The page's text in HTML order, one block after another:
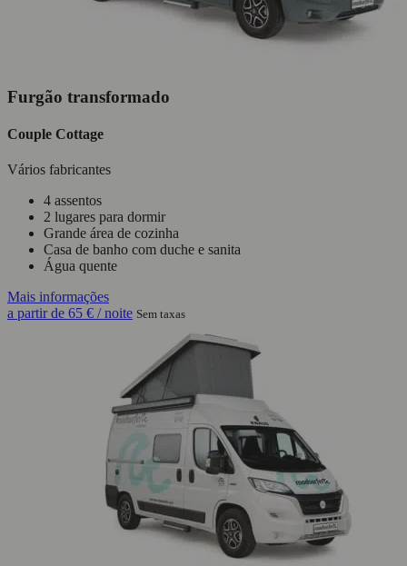
Furgão transformado
Couple Cottage
Vários fabricantes
4 assentos
2 lugares para dormir
Grande área de cozinha
Casa de banho com duche e sanita
Água quente
Mais informações
a partir de 65 € / noite Sem taxas